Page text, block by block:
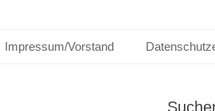
Impressum/Vorstand